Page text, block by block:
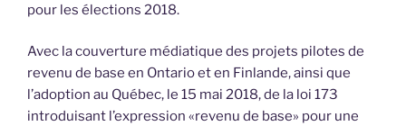
pour les élections 2018.
Avec la couverture médiatique des projets pilotes de
revenu de base en Ontario et en Finlande, ainsi que
l’adoption au Québec, le 15 mai 2018, de la loi 173
introduisant l’expression «revenu de base» pour une